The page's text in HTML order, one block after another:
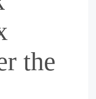
the